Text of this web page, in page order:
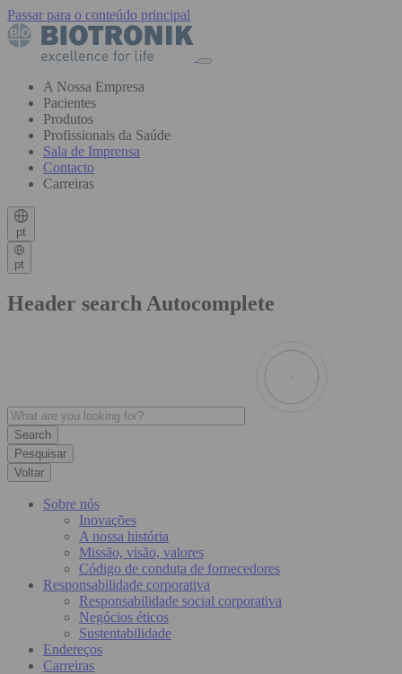
Passar para o conteúdo principal
A Nossa Empresa
Pacientes
Produtos
Profissionais da Saúde
Sala de Imprensa
Contacto
Carreiras
pt
pt
Header search Autocomplete
Pesquisar
Voltar
Sobre nós
Inovações
A nossa história
Missão, visão, valores
Código de conduta de fornecedores
Responsabilidade corporativa
Responsabilidade social corporativa
Negócios éticos
Sustentabilidade
Endereços
Carreiras